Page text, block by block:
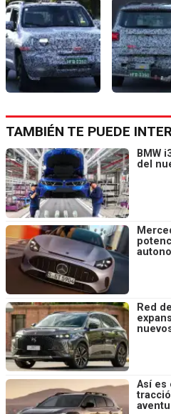
TAMBIÉN TE PUEDE
BMW
del
Red
Así es